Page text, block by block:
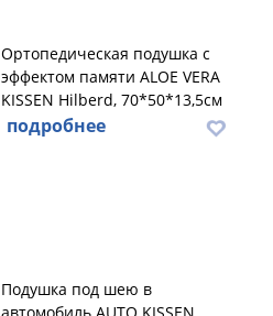
Ортопедическая подушка с
эффектом памяти ALOE VERA
KISSEN Hilberd, 70*50*13,5см
подробнее
Подушка под шею в